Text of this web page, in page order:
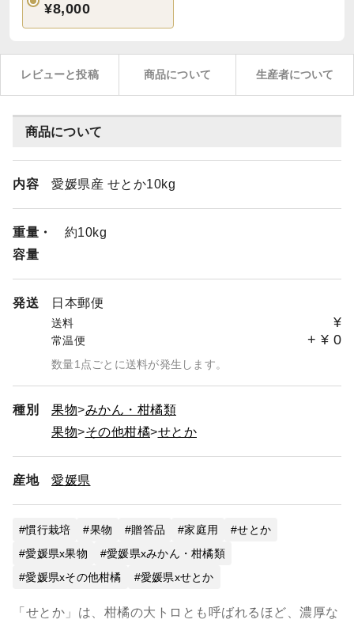
¥8,000
レビューと投稿 商品について 生産者について
商品について
内容 愛媛県産 せとか10kg
重量・
容量
約10kg
発送 日本郵便
送料 ¥
常温便 + ¥ 0
数量1点ごとに送料が発生します。
種別 果物
みかん・柑橘類
果物
その他柑橘 せとか
産地 愛媛県
慣行栽培 果物 贈答品 家庭用
せとか
愛媛県x果物
愛媛県xみかん・柑橘類
愛媛県xその他柑橘
愛媛県xせとか
「せとか」は、柑橘の大トロとも呼ばれるほど、濃厚な